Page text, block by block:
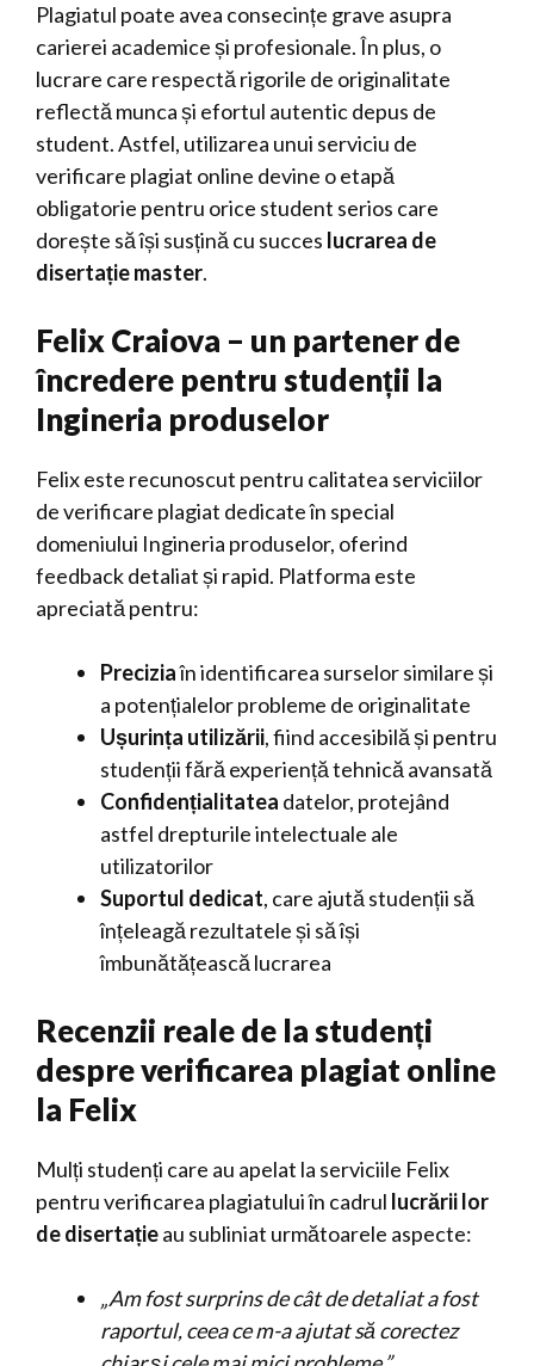
Plagiatul poate avea consecințe grave asupra
carierei academice și profesionale. În plus, o
lucrare care respectă rigorile de originalitate
reflectă munca și efortul autentic depus de
student. Astfel, utilizarea unui serviciu de
verificare plagiat online devine o etapă
obligatorie pentru orice student serios care
dorește să își susțină cu succes lucrarea de
disertație master.
Felix Craiova – un partener de
încredere pentru studenții la
Ingineria produselor
Felix este recunoscut pentru calitatea serviciilor
de verificare plagiat dedicate în special
domeniului Ingineria produselor, oferind
feedback detaliat și rapid. Platforma este
apreciată pentru:
Preciziaîn identificarea surselor similare și
a potențialelor probleme de originalitate
Ușurința utilizării, fiind accesibilă și pentru
studenții fără experiență tehnică avansată
Confidențialitatea datelor, protejând
astfel drepturile intelectuale ale
utilizatorilor
Suportul dedicat, care ajută studenții să
înțeleagă rezultatele și să își
îmbunătățească lucrarea
Recenzii reale de la studenți
despre verificarea plagiat online
la Felix
Mulți studenți care au apelat la serviciile Felix
pentru verificarea plagiatului în cadrul lucrării lor
de disertațieau subliniat următoarele aspecte:
„Am fost surprins de cât de detaliat a fost
raportul, ceea ce m-a ajutat să corectez